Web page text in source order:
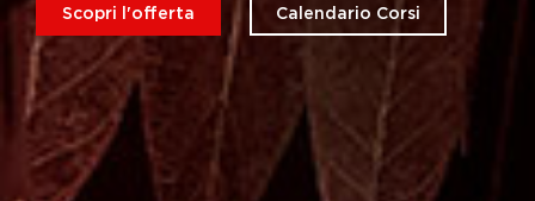
Scopri l'offerta Calendario Corsi